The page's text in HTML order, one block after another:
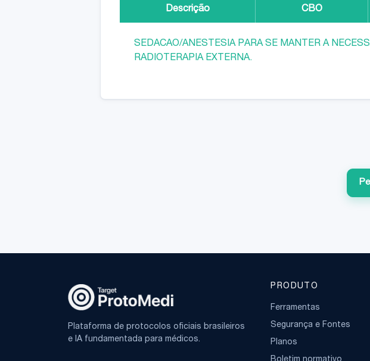
Descrição CBO
SEDACAO/ANESTESIA PARA SE MANTER A
RADIOTERAPIA EXTERNA.
Plataforma de protocolos oficiais brasileiros
e IA fundamentada para médicos.
PRODUTO
Ferramentas
Segurança e Fontes
Planos